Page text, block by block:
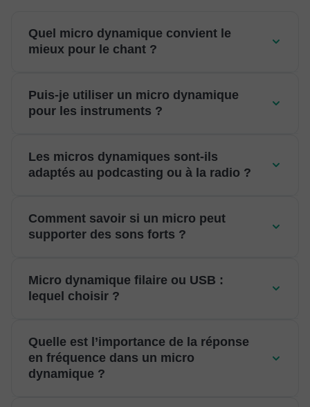
Quel micro dynamique convient le
mieux pour le chant ?
Puis-je utiliser un micro dynamique
pour les instruments ?
Les micros dynamiques sont-ils
adaptés au podcasting ou à la radio ?
Comment savoir si un micro peut
supporter des sons forts ?
Micro dynamique filaire ou USB :
lequel choisir ?
Quelle est l’importance de la réponse
en fréquence dans un micro
dynamique ?